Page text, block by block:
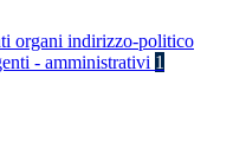
organi indirizzo-politico
- amministrativi 1